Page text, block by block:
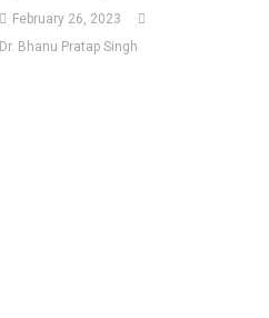
February 26, 2023
Dr. Bhanu Pratap Singh